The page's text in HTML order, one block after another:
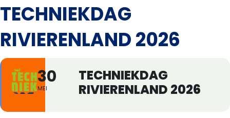
TECHNIEKDAG
RIVIERENLAND 2026
30
MEI
TECHNIEKDAG
RIVIERENLAND 2026